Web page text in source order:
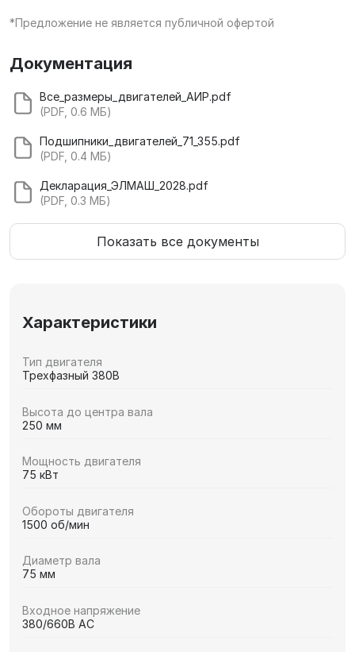
*Предложение не является публичной офертой
Документация
Все_размеры_двигателей_АИР.pdf
(PDF, 0.6 МБ)
Подшипники_двигателей_71_355.pdf
(PDF, 0.4 МБ)
Декларация_ЭЛМАШ_2028.pdf
(PDF, 0.3 МБ)
Показать все документы
Характеристики
Тип двигателя
Трехфазный 380В
Высота до центра вала
250 мм
Мощность двигателя
75 кВт
Обороты двигателя
1500 об/мин
Диаметр вала
75 мм
Входное напряжение
380/660В AC